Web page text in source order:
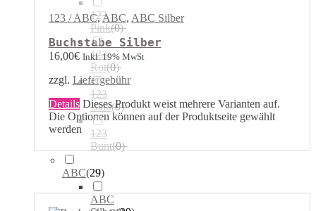
123 / ABC,ABC, ABC Silber
Buchstabe Silber
16,00€ Inkl. 19% MwSt
zzgl. Liefergebühr
Details Dieses Produkt weist mehrere Varianten auf.
Die Optionen können auf der Produktseite gewählt
werden
123
Pink(0)
123
Rot(0)
123
Blau(0)
123
Bunt(0)
ABC(29)
ABC